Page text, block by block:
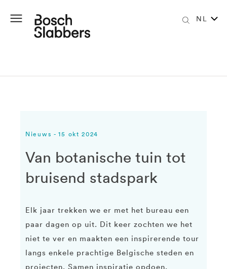
NL
Nieuws - 15 okt 2024
Van botanische tuin tot
bruisend stadspark
Elk jaar trekken we er met het bureau een
paar dagen op uit. Dit keer zochten we het
niet te ver en maakten een inspirerende tour
langs enkele prachtige Belgische steden en
projecten. Samen inspiratie opdoen,